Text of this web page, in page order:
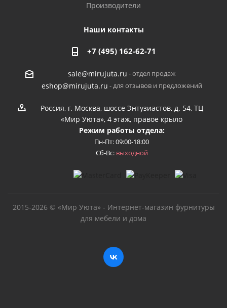
Производители
Наши контакты
+7 (495) 162-62-71
sale@mirujuta.ru - отдел продаж
eshop@mirujuta.ru - для отзывов и предложений
Россия, г. Москва, шоссе Энтузиастов, д. 54, ТЦ
«Мир Уюта», 4 этаж, правое крыло
Режим работы отдела:
Пн-Пт: 09:00-18:00
Сб-Вс: выходной
2015-2026 © «Мир Уюта» - Интернет-магазин фурнитуры
для мебели и дома